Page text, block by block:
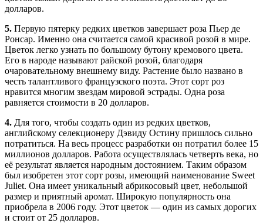
долларов.
5. Первую пятерку редких цветков завершает роза Пьер де
Ронсар. Именно она считается самой красивой розой в мире.
Цветок легко узнать по большому бутону кремового цвета.
Его в народе называют райской розой, благодаря
очаровательному внешнему виду. Растение было названо в
честь талантливого французского поэта. Этот сорт роз
нравится многим звездам мировой эстрады. Одна роза
равняется стоимости в 20 долларов.
4. Для того, чтобы создать один из редких цветков,
английскому селекционеру Дэвиду Остину пришлось сильно
потратиться. На весь процесс разработки он потратил более 15
миллионов долларов. Работа осуществлялась четверть века, но
её результат является народным достоянием. Таким образом
был изобретен этот сорт розы, имеющий наименование Sweet
Juliet. Она имеет уникальный абрикосовый цвет, небольшой
размер и приятный аромат. Широкую популярность она
приобрела в 2006 году. Этот цветок — один из самых дорогих
и стоит от 25 долларов.